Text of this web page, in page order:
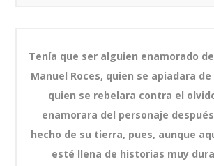
Tenía que ser alguien enamorado
Manuel Roces, quien se apiadara
quien se rebelara contra el
enamorara del personaje
hecho de su tierra, pues, aunque
esté llena de historias muy